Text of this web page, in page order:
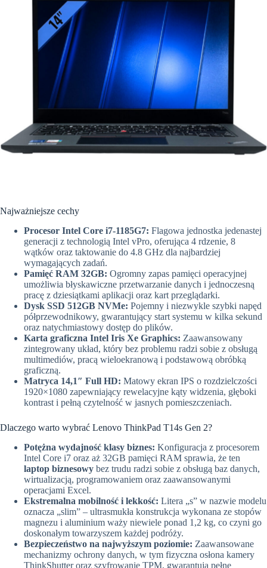
Najważniejsze cechy
Procesor Intel Core i7-1185G7: Flagowa jednostka jedenastej
generacji z technologią Intel vPro, oferująca 4 rdzenie, 8
wątków oraz taktowanie do 4.8 GHz dla najbardziej
wymagających zadań.
Pamięć RAM 32GB: Ogromny zapas pamięci operacyjnej
umożliwia błyskawiczne przetwarzanie danych i jednoczesną
pracę z dziesiątkami aplikacji oraz kart przeglądarki.
Dysk SSD 512GB NVMe: Pojemny i niezwykle szybki napęd
półprzewodnikowy, gwarantujący start systemu w kilka sekund
oraz natychmiastowy dostęp do plików.
Karta graficzna Intel Iris Xe Graphics: Zaawansowany
zintegrowany układ, który bez problemu radzi sobie z obsługą
multimediów, pracą wieloekranową i podstawową obróbką
graficzną.
Matryca 14,1″ Full HD: Matowy ekran IPS o rozdzielczości
1920×1080 zapewniający rewelacyjne kąty widzenia, głęboki
kontrast i pełną czytelność w jasnych pomieszczeniach.
Dlaczego warto wybrać Lenovo ThinkPad T14s Gen 2?
Potężna wydajność klasy biznes: Konfiguracja z procesorem
Intel Core i7 oraz aż 32GB pamięci RAM sprawia, że ten
laptop biznesowy bez trudu radzi sobie z obsługą baz danych,
wirtualizacją, programowaniem oraz zaawansowanymi
operacjami Excel.
Ekstremalna mobilność i lekkość: Litera „s” w nazwie modelu
oznacza „slim” – ultrasmukła konstrukcja wykonana ze stopów
magnezu i aluminium waży niewiele ponad 1,2 kg, co czyni go
doskonałym towarzyszem każdej podróży.
Bezpieczeństwo na najwyższym poziomie: Zaawansowane
mechanizmy ochrony danych, w tym fizyczna osłona kamery
ThinkShutter oraz szyfrowanie TPM, gwarantują pełne